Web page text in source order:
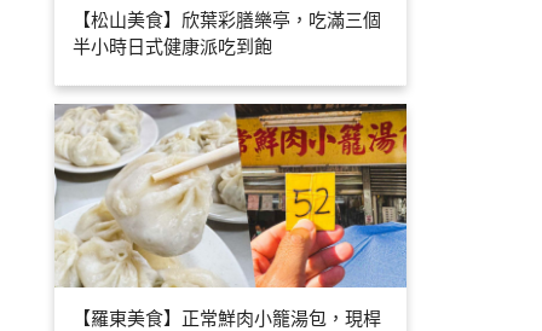
【松山美食】欣葉彩膳樂亭，吃滿三個
半小時日式健康派吃到飽
【羅東美食】正常鮮肉小籠湯包，現桿